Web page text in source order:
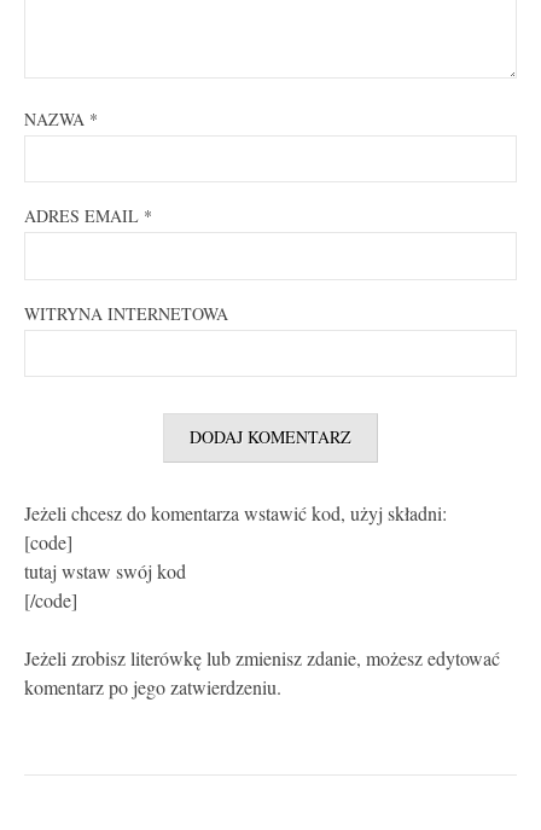
NAZWA *
ADRES EMAIL *
WITRYNA INTERNETOWA
Jeżeli chcesz do komentarza wstawić kod, użyj składni:
[code]
tutaj wstaw swój kod
[/code]
Jeżeli zrobisz literówkę lub zmienisz zdanie, możesz edytować
komentarz po jego zatwierdzeniu.